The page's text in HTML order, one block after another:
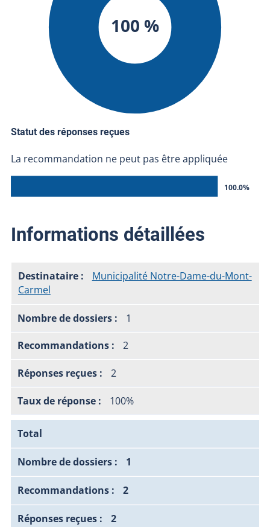
100 %
Statut des réponses reçues
La recommandation ne peut pas être appliquée
100.0%
Informations détaillées
Municipalité Notre-Dame-du-Mont-
Carmel
1
2
2
100%
Total
1
2
2